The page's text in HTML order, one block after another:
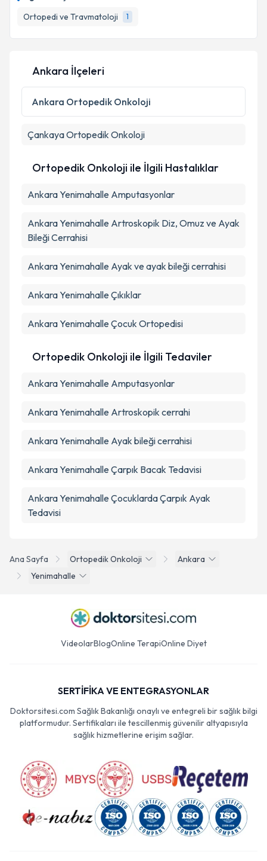
Ortopedi ve Travmatoloji
1
Ana Sayfa Ortopedik Onkoloji
Ankara
Yenimahalle
Ankara İlçeleri
Ankara Ortopedik Onkoloji
ÇankayaOrtopedik Onkoloji
Ortopedik Onkoloji ile İlgili Hastalıklar
Ankara Yenimahalle Amputasyonlar
Ankara Yenimahalle Artroskopik Diz, Omuz ve Ayak
Bileği Cerrahisi
Ankara Yenimahalle Ayak ve ayak bileği cerrahisi
Ankara Yenimahalle Çıkıklar
Ankara Yenimahalle Çocuk Ortopedisi
Ortopedik Onkoloji ile İlgili Tedaviler
Ankara Yenimahalle Amputasyonlar
Ankara Yenimahalle Artroskopik cerrahi
Ankara Yenimahalle Ayak bileği cerrahisi
Ankara Yenimahalle Çarpık Bacak Tedavisi
Ankara Yenimahalle Çocuklarda Çarpık Ayak
Tedavisi
VideolarBlogOnline TerapiOnline Diyet
SERTİFİKA VE ENTEGRASYONLAR
Doktorsitesi.com Sağlık Bakanlığı onaylı ve entegreli bir sağlık bilgi
platformudur. Sertifikaları ile tescillenmiş güvenilir altyapısıyla
sağlık hizmetlerine erişim sağlar.